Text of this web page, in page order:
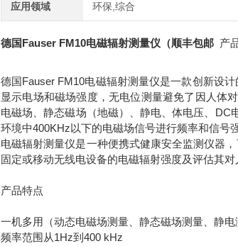
应用领域 环保,综合
德国Fauser FM10电磁辐射测量仪（顺丰包邮产品
德国Fauser FM10电磁辐射测量仪是一款创新设
显示电场和磁场强度，无电位测量避免了因人体
电磁场、静态磁场（地磁）、静电、体电压、DC
环境中400KHz以下的电磁场信号进行频率和信号
电磁辐射测量仪是一种便携式健康安全监测仪器
固定或移动无线电设备的电磁辐射强度及评估其对
产品特点
一机多用（动态电磁场测量、静态磁场测量、静电
频率范围从1Hz到400 kHz